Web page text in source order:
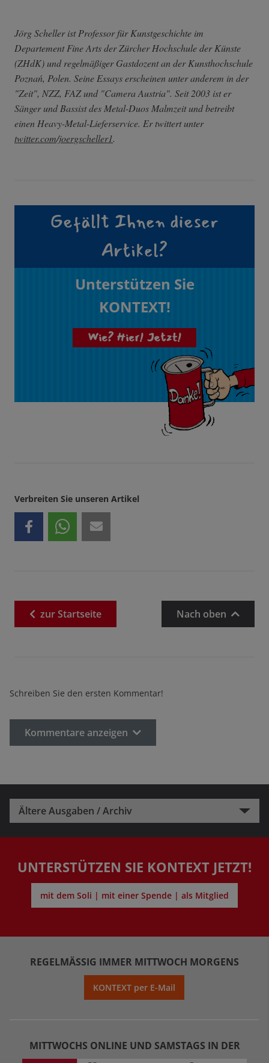
Jörg Scheller ist Professor für Kunstgeschichte im
Departement Fine Arts der Zürcher Hochschule der Künste
(ZHdK) und regelmäßiger Gastdozent an der Kunsthochschule
Poznań, Polen. Seine Essays erscheinen unter anderem in der
"Zeit", NZZ, FAZ und "Camera Austria". Seit 2003 ist er
Sänger und Bassist des Metal-Duos Malmzeit und betreibt
einen Heavy-Metal-Lieferservice. Er twittert unter
twitter.com/joergscheller1.
Gefällt Ihnen dieser
Artikel?
Unterstützen Sie
KONTEXT!
Wie? Hier! Jetzt!
Verbreiten Sie unseren Artikel
zurStartseite Nach oben
Schreiben Sie den ersten Kommentar!
Kommentare anzeigen
Ältere Ausgaben / Archiv
UNTERSTÜTZEN SIE KONTEXT JETZT!
mit dem Soli | mit einer Spende | als Mitglied
REGELMÄSSIG IMMER MITTWOCH MORGENS
KONTEXT per E-Mail
MITTWOCHS ONLINE UND SAMSTAGS IN DER